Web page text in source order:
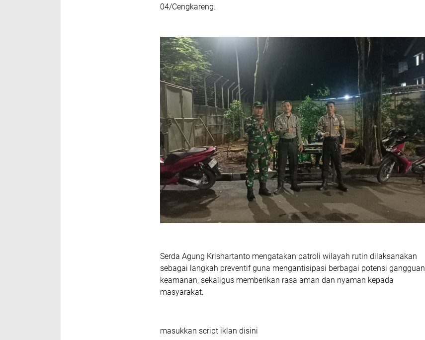
04/Cengkareng.
Serda Agung Krishartanto mengatakan patroli wilayah rutin dilaksanakan
sebagai langkah preventif guna mengantisipasi berbagai potensi gangguan
keamanan, sekaligus memberikan rasa aman dan nyaman kepada
masyarakat.
masukkan script iklan disini